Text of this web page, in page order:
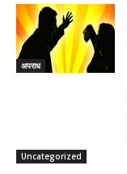
अपराध
Uncategorized